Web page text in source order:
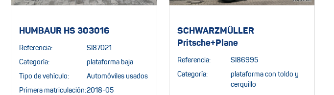
HUMBAUR HS 303016
Referencia: SI87021
Categoría: plataforma baja
Tipo de vehículo: Automóviles usados
Primera matriculación:2018-05
SCHWARZMÜLLER
Pritsche+Plane
Referencia: SI86995
Categoría:
plataforma con toldo y
cerquillo